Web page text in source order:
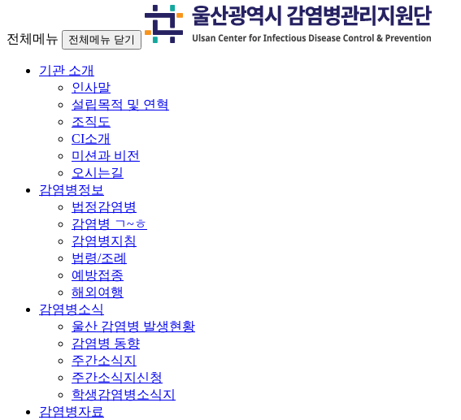
전체메뉴 전체메뉴 닫기
기관 소개
인사말
설립목적 및 연혁
조직도
CI소개
미션과 비전
오시는길
감염병정보
법정감염병
감염병 ㄱ~ㅎ
감염병지침
법령/조례
예방접종
해외여행
감염병소식
울산 감염병 발생현황
감염병 동향
주간소식지
주간소식지신청
학생감염병소식지
감염병자료